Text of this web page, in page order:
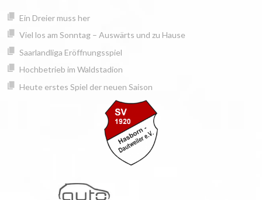
springen
zum
Inhalt
Ein Dreier muss her
Viel los am Sonntag – Auswärts und zu Hause
Saarlandliga Eröffnungsspiel
Hochbetrieb im Waldstadion
Heute erstes Spiel der neuen Saison